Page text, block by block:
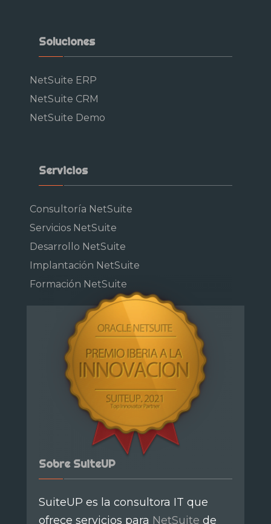
Soluciones
NetSuite ERP
NetSuite CRM
NetSuite Demo
Servicios
Consultoría NetSuite
Servicios NetSuite
Desarrollo NetSuite
Implantación NetSuite
Formación NetSuite
Sobre SuiteUP
SuiteUP es la consultora IT que
ofrece servicios para NetSuite de